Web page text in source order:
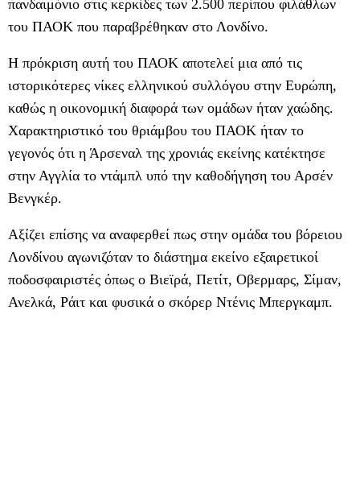
πανδαιμόνιο στις κερκίδες των 2.500 περίπου φιλάθλων
του ΠΑΟΚ που παραβρέθηκαν στο Λονδίνο.
Η πρόκριση αυτή του ΠΑΟΚ αποτελεί μια από τις
ιστορικότερες νίκες ελληνικού συλλόγου στην Ευρώπη,
καθώς η οικονομική διαφορά των ομάδων ήταν χαώδης.
Χαρακτηριστικό του θριάμβου του ΠΑΟΚ ήταν το
γεγονός ότι η Άρσεναλ της χρονιάς εκείνης κατέκτησε
στην Αγγλία το ντάμπλ υπό την καθοδήγηση του Αρσέν
Βενγκέρ.
Αξίζει επίσης να αναφερθεί πως στην ομάδα του βόρειου
Λονδίνου αγωνιζόταν το διάστημα εκείνο εξαιρετικοί
ποδοσφαιριστές όπως ο Βιεϊρά, Πετίτ, Οβερμαρς, Σίμαν,
Ανελκά, Ράιτ και φυσικά ο σκόρερ Ντένις Μπεργκαμπ.